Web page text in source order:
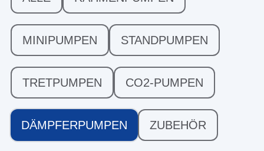
MINIPUMPEN STANDPUMPEN
TRETPUMPEN CO2-PUMPEN
DÄMPFERPUMPEN ZUBEHÖR